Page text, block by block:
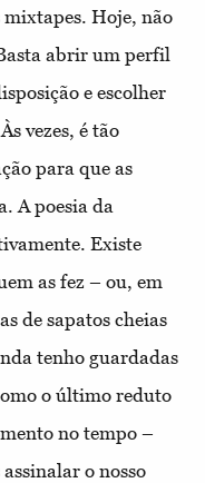
mixtapes. Hoje, não
abrir um perfil
e escolher
vezes, é tão
para que as
A poesia da
Existe
as fez – ou, em
de sapatos cheias
tenho guardadas
o último reduto
no tempo –
o nosso